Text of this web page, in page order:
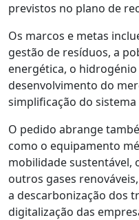
previstos no plano de
Os marcos e metas
gestão de resíduos, a
energética, o
desenvolvimento do
simplificação do sistema
O pedido abrange
como o equipamento
mobilidade sustentável,
outros gases
a descarbonização dos
digitalização das